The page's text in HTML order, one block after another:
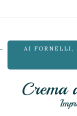
AI FORNELLI ,
Crema